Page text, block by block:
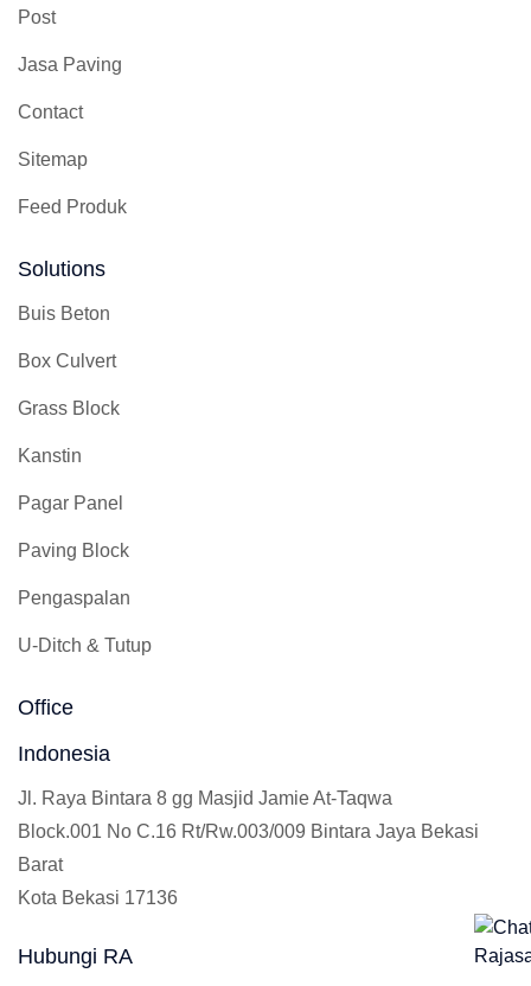
Post
Jasa Paving
Contact
Sitemap
Feed Produk
Solutions
Buis Beton
Box Culvert
Grass Block
Kanstin
Pagar Panel
Paving Block
Pengaspalan
U-Ditch & Tutup
Office
Indonesia
Jl. Raya Bintara 8 gg Masjid Jamie At-Taqwa
Block.001 No C.16 Rt/Rw.003/009 Bintara Jaya Bekasi
Barat
Kota Bekasi 17136
Hubungi RA